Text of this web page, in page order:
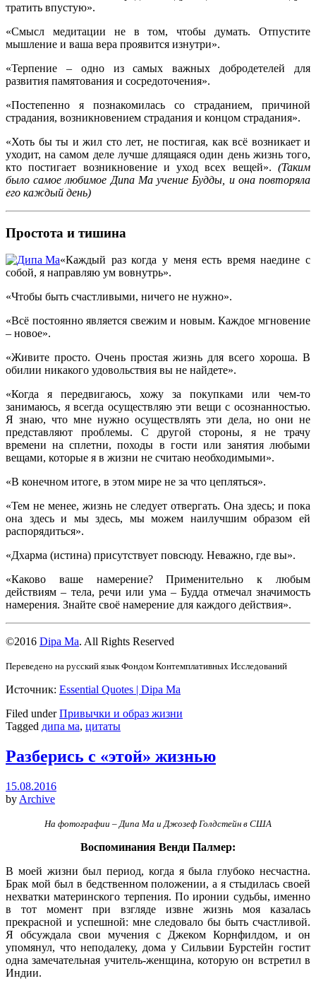
тратить впустую».
«Смысл медитации не в том, чтобы думать. Отпустите
мышление и ваша вера проявится изнутри».
«Терпение – одно из самых важных добродетелей для
развития памятования и сосредоточения».
«Постепенно я познакомилась со страданием, причиной
страдания, возникновением страдания и концом страдания».
«Хоть бы ты и жил сто лет, не постигая, как всё возникает и
уходит, на самом деле лучше длящаяся один день жизнь того,
кто постигает возникновение и уход всех вещей». (Таким
было самое любимое Дипа Ма учение Будды, и она повторяла
его каждый день)
Простота и тишина
«Каждый раз когда у меня есть время наедине с
собой, я направляю ум вовнутрь».
«Чтобы быть счастливыми, ничего не нужно».
«Всё постоянно является свежим и новым. Каждое мгновение
– новое».
«Живите просто. Очень простая жизнь для всего хороша. В
обилии никакого удовольствия вы не найдете».
«Когда я передвигаюсь, хожу за покупками или чем-то
занимаюсь, я всегда осуществляю эти вещи с осознанностью.
Я знаю, что мне нужно осуществлять эти дела, но они не
представляют проблемы. С другой стороны, я не трачу
времени на сплетни, походы в гости или занятия любыми
вещами, которые я в жизни не считаю необходимыми».
«В конечном итоге, в этом мире не за что цепляться».
«Тем не менее, жизнь не следует отвергать. Она здесь; и пока
она здесь и мы здесь, мы можем наилучшим образом ей
распорядиться».
«Дхарма (истина) присутствует повсюду. Неважно, где вы».
«Каково ваше намерение? Применительно к любым
действиям – тела, речи или ума – Будда отмечал значимость
намерения. Знайте своё намерение для каждого действия».
©2016 Dipa Ma. All Rights Reserved
Переведено на русский язык Фондом Контемплативных Исследований
Источник: Essential Quotes | Dipa Ma
Filed underПривычки и образ жизни
Tagged дипа ма, цитаты
Разберись с «этой» жизнью
15.08.2016
by Archive
На фотографии – Дипа Ма и Джозеф Голдстейн в США
Воспоминания Венди Палмер:
В моей жизни был период, когда я была глубоко несчастна.
Брак мой был в бедственном положении, а я стыдилась своей
нехватки материнского терпения. По иронии судьбы, именно
в тот момент при взгляде извне жизнь моя казалась
прекрасной и успешной: мне следовало бы быть счастливой.
Я обсуждала свои мучения с Джеком Корнфилдом, и он
упомянул, что неподалеку, дома у Сильвии Бурстейн гостит
одна замечательная учитель-женщина, которую он встретил в
Индии.